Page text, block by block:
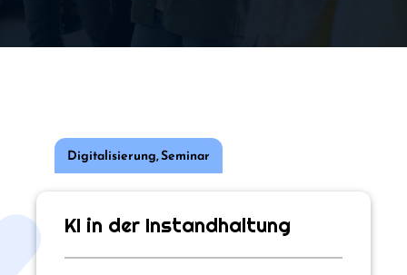
Digitalisierung,Seminar
KI in der Instandhaltung